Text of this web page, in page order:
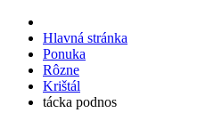
Hlavná stránka
Ponuka
Rôzne
Krištál
tácka podnos